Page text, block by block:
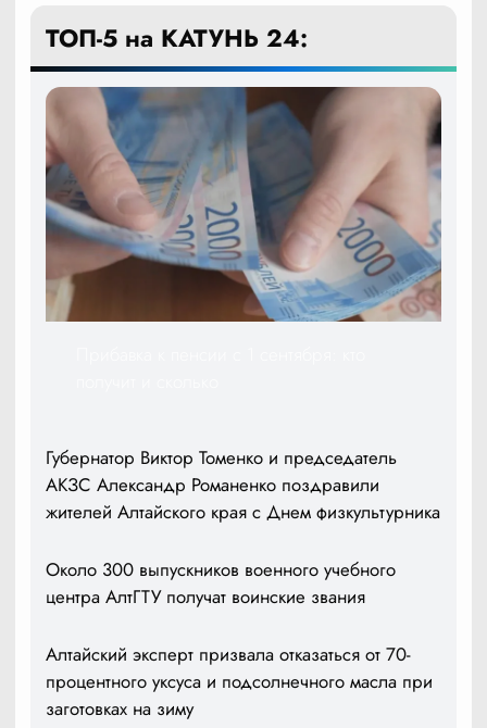
ТОП-5 на КАТУНЬ 24:
Губернатор Виктор Томенко и председатель
АКЗС Александр Романенко поздравили
жителей Алтайского края с Днем физкультурника
Около 300 выпускников военного учебного
центра АлтГТУ получат воинские звания
Алтайский эксперт призвала отказаться от 70-
процентного уксуса и подсолнечного масла при
заготовках на зиму